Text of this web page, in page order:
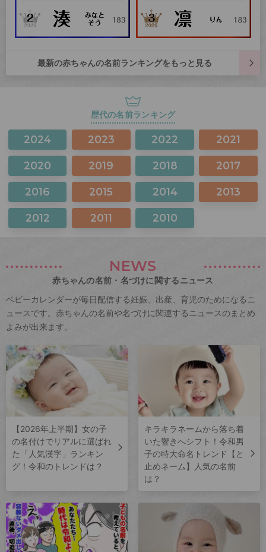
最新の赤ちゃんの名前ランキングをもっと見る
歴代の名前ランキング
2024 2023 2022 2021
2020 2019 2018 2017
2016 2015 2014 2013
2012 2011 2010
NEWS
赤ちゃんの名前・名づけに関するニュース
ベビーカレンダーが毎日配信する妊娠、出産、育児のためになるニ
ュースです。赤ちゃんの名前や名づけに関連するニュースのまとめ
よみが出来ます。
【2026年上半期】女の子
の名付けでリアルに選ばれ
た「人気漢字」ランキン
グ！令和のトレンドは？
キラキラネームから落ち着
いた響きへシフト！令和男
子の特大命名トレンド【と
止めネーム】人気の名前
は？